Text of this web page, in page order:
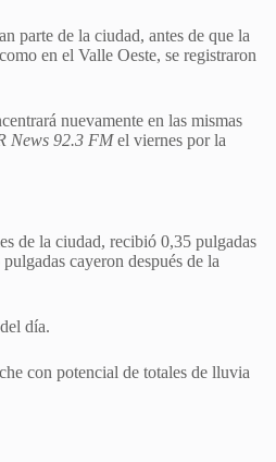
parte de la ciudad, antes de que la
en el Valle Oeste, se registraron
nuevamente en las mismas
News 92.3 FMel viernes por la
de la ciudad, recibió 0,35 pulgadas
cayeron después de la
día.
con potencial de totales de lluvia